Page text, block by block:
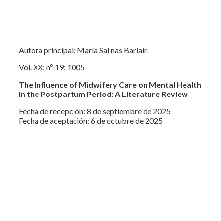
Autora principal: María Salinas Bariain
Vol. XX; nº 19; 1005
The Influence of Midwifery Care on Mental Health
in the Postpartum Period: A Literature Review
Fecha de recepción: 8 de septiembre de 2025
Fecha de aceptación: 6 de octubre de 2025